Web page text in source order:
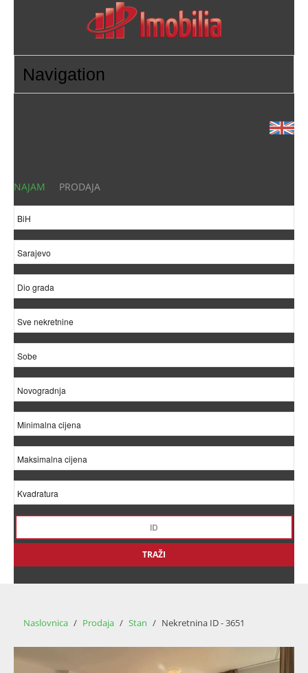
NAJAM PRODAJA
TRAŽI
Naslovnica / Prodaja / Stan / Nekretnina ID - 3651